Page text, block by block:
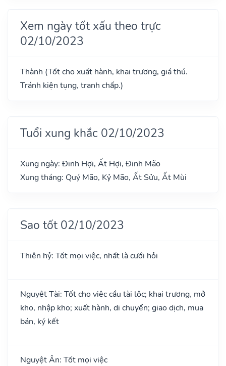
Xem ngày tốt xấu theo trực
02/10/2023
Thành (Tốt cho xuất hành, khai trương, giá thú.
Tránh kiện tụng, tranh chấp.)
Tuổi xung khắc 02/10/2023
Xung ngày: Đinh Hợi, Ất Hợi, Đinh Mão
Xung tháng: Quý Mão, Kỷ Mão, Ất Sửu, Ất Mùi
Sao tốt 02/10/2023
Thiên hỷ: Tốt mọi việc, nhất là cưới hỏi
Nguyệt Tài: Tốt cho việc cầu tài lộc; khai trương, mở
kho, nhập kho; xuất hành, di chuyển; giao dịch, mua
bán, ký kết
Nguyệt Ân: Tốt mọi việc